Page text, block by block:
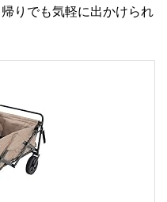
りでも気軽に出かけられ